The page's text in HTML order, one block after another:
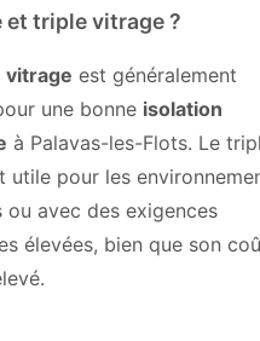
et triple vitrage ?
vitrage est généralement
une bonne isolation
à Palavas-les-Flots. Le
utile pour les
avec des exigences
élevées, bien que son